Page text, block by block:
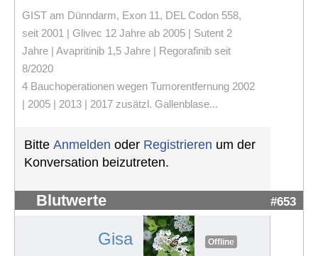
GIST am Dünndarm, Exon 11, DEL Codon 558,
seit 2001 | Glivec 12 Jahre ab 2005 | Sutent 2
Jahre | Avapritinib 1,5 Jahre | Regorafinib seit
8/2020
4 Bauchoperationen wegen Tumorentfernung 2002
| 2005 | 2013 | 2017 zusätzl. Gallenblase...
Bitte Anmelden oder Registrieren um der
Konversation beizutreten.
Blutwerte #653
Gisa Offline